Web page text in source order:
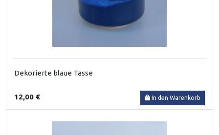
Dekorierte blaue Tasse
12,00 € In den Warenkorb